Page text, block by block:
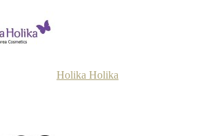
Holika Holika